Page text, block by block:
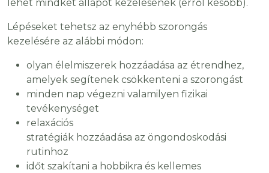
lehet mindkét állapot kezelésének (erről később).
Lépéseket tehetsz az enyhébb szorongás
kezelésére az alábbi módon:
olyan élelmiszerek hozzáadása az étrendhez,
amelyek segítenek csökkenteni a szorongást
minden nap végezni valamilyen fizikai
tevékenységet
relaxációs
stratégiák hozzáadása az öngondoskodási
rutinhoz
időt szakítani a hobbikra és kellemes